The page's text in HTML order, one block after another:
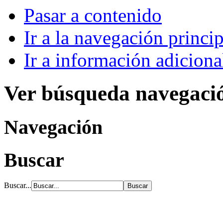
Pasar a contenido
Ir a la navegación
Ir a información
Ver búsqueda
Navegación
Buscar
Buscar...